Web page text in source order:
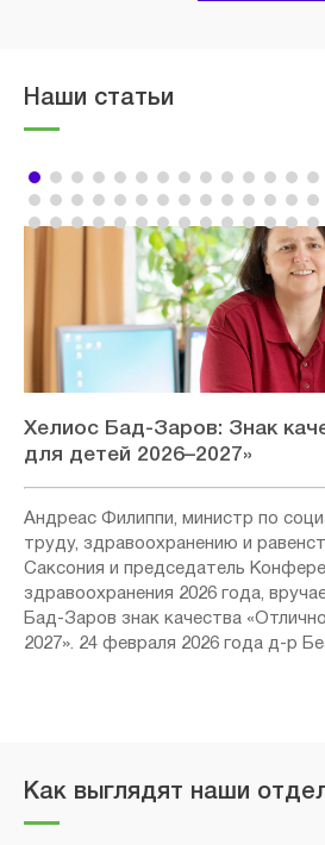
Наши статьи
Хелиос Бад-Заров: Знак
для детей 2026–2027»
Андреас Филиппи, министр по
труду, здравоохранению и
Саксония и председатель
здравоохранения 2026 года,
Бад-Заров знак качества
2027». 24 февраля 2026 года д-р
Как выглядят наши